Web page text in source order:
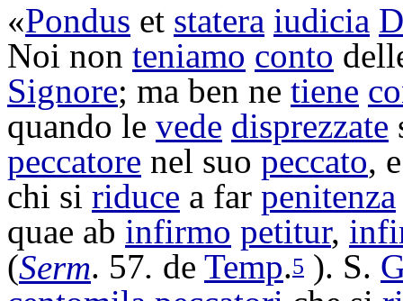
«Pondus et statera iudicia
Noi non teniamo conto
Signore; ma ben ne tiene
quando le vede disprezzate
peccatore nel suo peccato,
chi si riduce a far penitenza
quae ab infirmo petitur,
(Serm. 57. de Temp.5 ). S.